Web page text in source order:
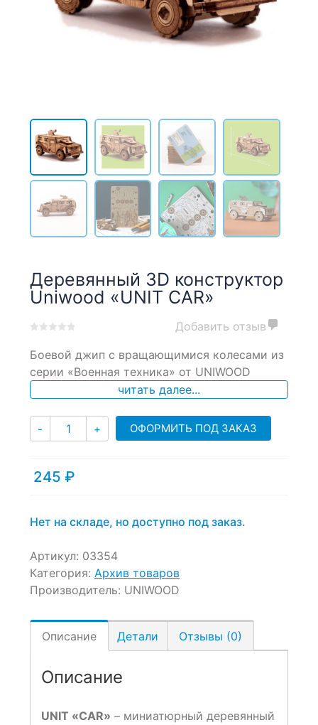
Деревянный 3D конструктор
Uniwood «UNIT CAR»
out
based
ratings
Добавить отзыв
Боевой джип с вращающимися колесами из
серии «Военная техника» от UNIWOOD
читать далее...
- Количество
+ ОФОРМИТЬ ПОД ЗАКАЗ
245 ₽
Нет на складе, но доступно под заказ.
Артикул: 03354
Категория: Архив товаров
Производитель: UNIWOOD
Описание Детали Отзывы (0)
Описание
UNIT «CAR» – миниатюрный деревянный